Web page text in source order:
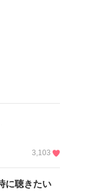
3,103
に聴きたい